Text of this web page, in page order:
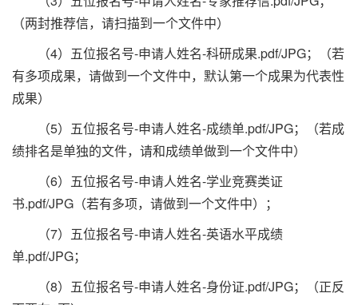
（两封推荐信，请扫描到一个文件中）
（4）五位报名号-申请人姓名-科研成果.pdf/JPG；（若
有多项成果，请做到一个文件中，默认第一个成果为代表性
成果）
（5）五位报名号-申请人姓名-成绩单.pdf/JPG；（若成
绩排名是单独的文件，请和成绩单做到一个文件中）
（6）五位报名号-申请人姓名-学业竞赛类证
书.pdf/JPG（若有多项，请做到一个文件中）；
（7）五位报名号-申请人姓名-英语水平成绩
单.pdf/JPG；
（8）五位报名号-申请人姓名-身份证.pdf/JPG；（正反